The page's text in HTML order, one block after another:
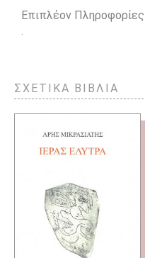
Επιπλέον Πληροφορίες
.
ΣΧΕΤΙΚΑ ΒΙΒΛΙΑ